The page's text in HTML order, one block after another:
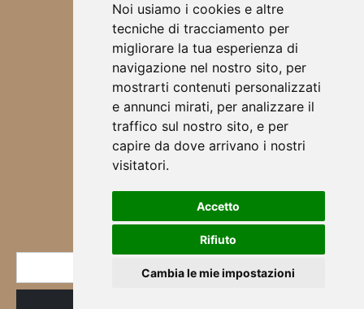
Noi usiamo i cookies e altre
tecniche di tracciamento per
migliorare la tua esperienza di
navigazione nel nostro sito, per
mostrarti contenuti personalizzati
e annunci mirati, per analizzare il
traffico sul nostro sito, e per
capire da dove arrivano i nostri
visitatori.
Accetto
Rifiuto
Cambia le mie impostazioni
TOVAGLIETTE ALL'AMERICANA
SCRUNCHIES
CHI SONO
DESIGN
BORSE
ABBIGLIAMENTO
SCALDA COLLO
SCIARPE
CORSI & WORKSHOP
NEWSLETTER
* E-mail